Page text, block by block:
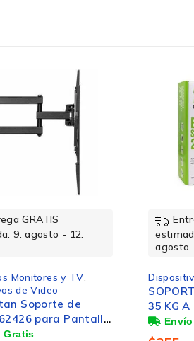
GRATIS
9. agosto - 12.
de Video ,Monitores
TV PARA 26 A 55
agosto
MEET
PARA